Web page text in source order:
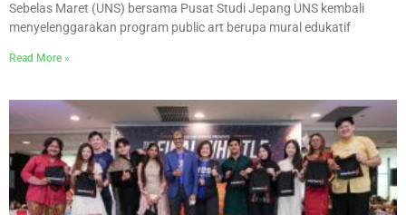
Sebelas Maret (UNS) bersama Pusat Studi Jepang UNS kembali
menyelenggarakan program public art berupa mural edukatif
Read More »